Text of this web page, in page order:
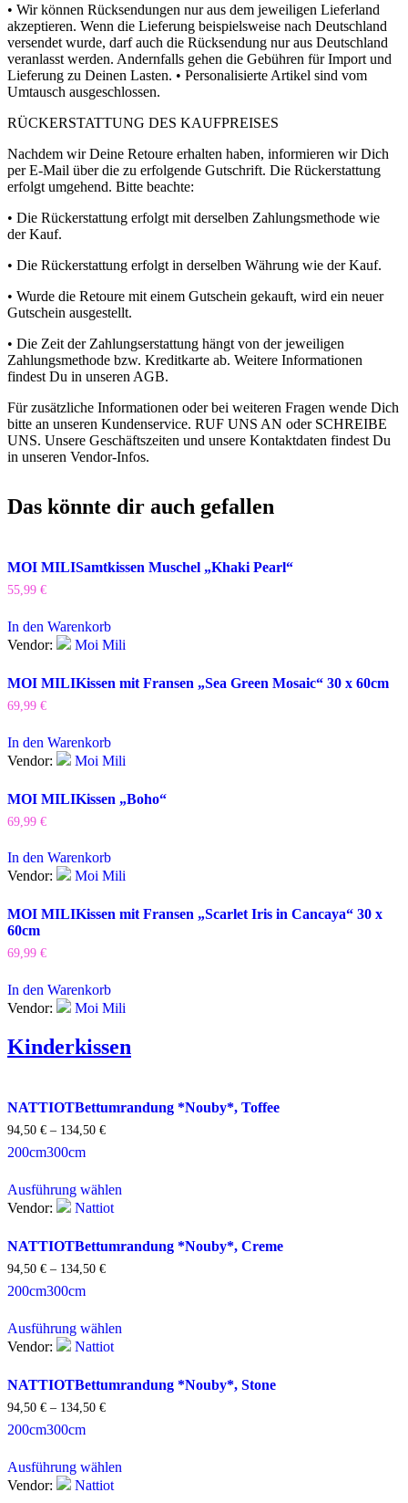
• Wir können Rücksendungen nur aus dem jeweiligen Lieferland
akzeptieren. Wenn die Lieferung beispielsweise nach Deutschland
versendet wurde, darf auch die Rücksendung nur aus Deutschland
veranlasst werden. Andernfalls gehen die Gebühren für Import und
Lieferung zu Deinen Lasten. • Personalisierte Artikel sind vom
Umtausch ausgeschlossen.
RÜCKERSTATTUNG DES KAUFPREISES
Nachdem wir Deine Retoure erhalten haben, informieren wir Dich
per E-Mail über die zu erfolgende Gutschrift. Die Rückerstattung
erfolgt umgehend. Bitte beachte:
• Die Rückerstattung erfolgt mit derselben Zahlungsmethode wie
der Kauf.
• Die Rückerstattung erfolgt in derselben Währung wie der Kauf.
• Wurde die Retoure mit einem Gutschein gekauft, wird ein neuer
Gutschein ausgestellt.
• Die Zeit der Zahlungserstattung hängt von der jeweiligen
Zahlungsmethode bzw. Kreditkarte ab. Weitere Informationen
findest Du in unseren AGB.
Für zusätzliche Informationen oder bei weiteren Fragen wende Dich
bitte an unseren Kundenservice. RUF UNS AN oder SCHREIBE
UNS. Unsere Geschäftszeiten und unsere Kontaktdaten findest Du
in unseren Vendor-Infos.
Das könnte dir auch gefallen
MOI MILISamtkissen Muschel „Khaki Pearl“
55,99 €
In den Warenkorb
Vendor:
Moi Mili
MOI MILIKissen mit Fransen „Sea Green Mosaic“ 30 x 60cm
69,99 €
In den Warenkorb
Vendor:
Moi Mili
MOI MILIKissen „Boho“
69,99 €
In den Warenkorb
Vendor:
Moi Mili
MOI MILIKissen mit Fransen „Scarlet Iris in Cancaya“ 30 x
60cm
69,99 €
In den Warenkorb
Vendor:
Moi Mili
Kinderkissen
NATTIOTBettumrandung *Nouby*, Toffee
94,50 € – 134,50 €
200cm300cm
Ausführung wählen
Vendor:
Nattiot
NATTIOTBettumrandung *Nouby*, Creme
94,50 € – 134,50 €
200cm300cm
Ausführung wählen
Vendor:
Nattiot
NATTIOTBettumrandung *Nouby*, Stone
94,50 € – 134,50 €
200cm300cm
Ausführung wählen
Vendor:
Nattiot